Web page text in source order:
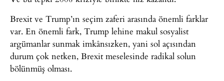
Brexit ve Trump’ın seçim zaferi arasında önemli farklar
var. En önemli fark, Trump lehine makul sosyalist
argümanlar sunmak imkânsızken, yani sol açısından
durum çok netken, Brexit meselesinde radikal solun
bölünmüş olması.